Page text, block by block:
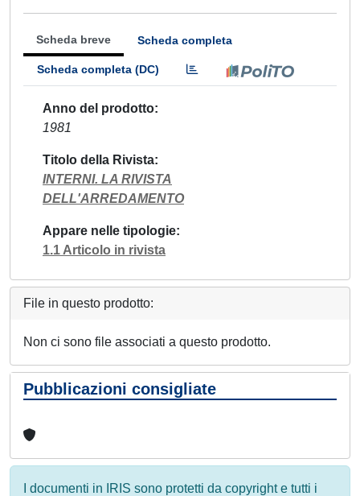
Scheda breve Scheda completa
Scheda completa (DC)
Anno del prodotto
1981
Titolo della Rivista
INTERNI. LA RIVISTA
DELL'ARREDAMENTO
Appare nelle tipologie
1.1 Articolo in rivista
File in questo prodotto:
Non ci sono file associati a questo prodotto.
Pubblicazioni consigliate
I documenti in IRIS sono protetti da copyright e tutti i